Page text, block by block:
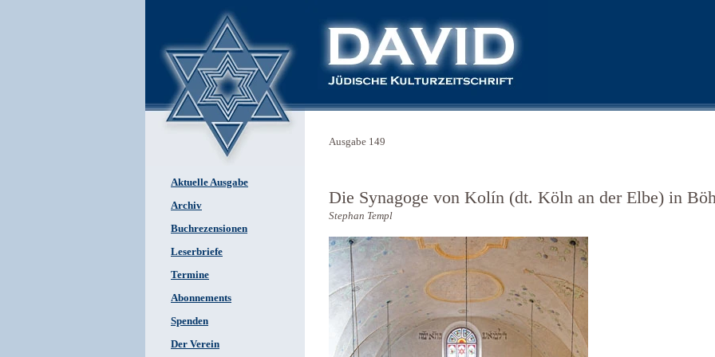
Aktuelle Ausgabe
Archiv
Buchrezensionen
Leserbriefe
Termine
Abonnements
Spenden
Der Verein
Ausgabe 149
Die Synagoge von Kolín (dt. Köln an der Elbe) in
Stephan Templ